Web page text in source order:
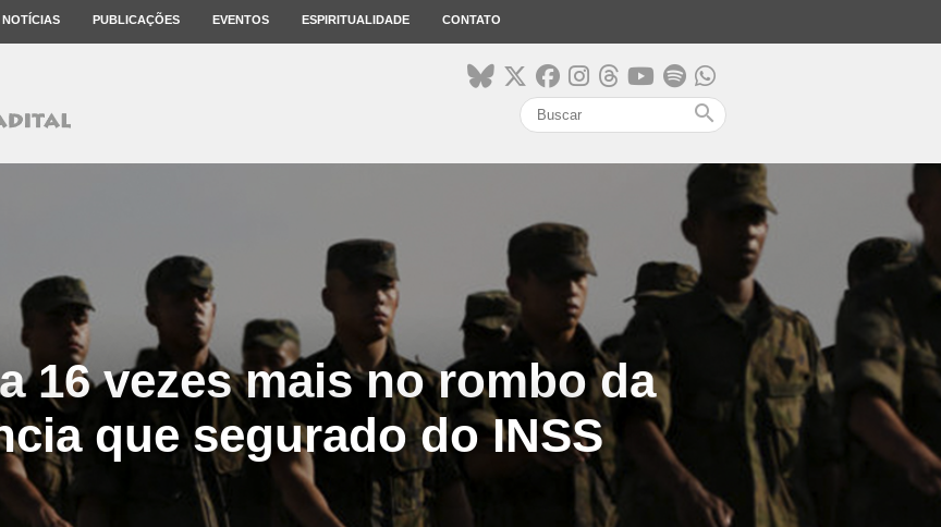
NOTÍCIAS PUBLICAÇÕES EVENTOS ESPIRITUALIDADE CONTATO
search
16 vezes mais no rombo da
que segurado do INSS